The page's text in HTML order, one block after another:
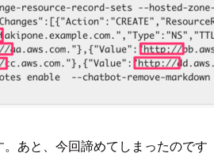
あと、今回諦めてしまったのです